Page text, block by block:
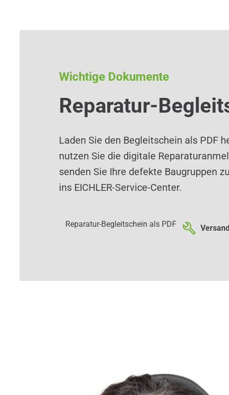
Wichtige Dokumente
Reparatur-
Laden Sie den Begleitschein als PDF
nutzen Sie die digitale
senden Sie Ihre defekte Baugruppen
ins EICHLER-Service-Center.
Reparatur-Begleitschein als PDF